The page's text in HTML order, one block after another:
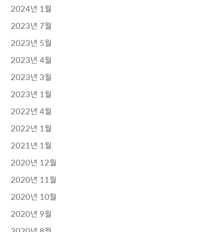
2024년 1월
2023년 7월
2023년 5월
2023년 4월
2023년 3월
2023년 1월
2022년 4월
2022년 1월
2021년 1월
2020년 12월
2020년 11월
2020년 10월
2020년 9월